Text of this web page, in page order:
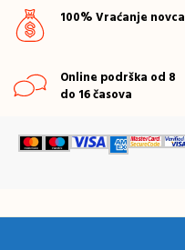
100% Vraćanje novca
Online podrška od 8
do 16 časova